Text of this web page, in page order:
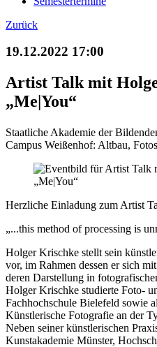
Zurück
19.12.2022 17:00
Artist Talk mit
„Me|You“
Staatliche Akademie der
Campus Weißenhof: Altbau,
Herzliche Einladung zum Artist
„...this method of processing is
Holger Krischke stellt sein
vor, im Rahmen dessen er sich
deren Darstellung in
Holger Krischke studierte Foto-
Fachhochschule Bielefeld sowie
Künstlerische Fotografie an der
Neben seiner künstlerischen
Kunstakademie Münster,